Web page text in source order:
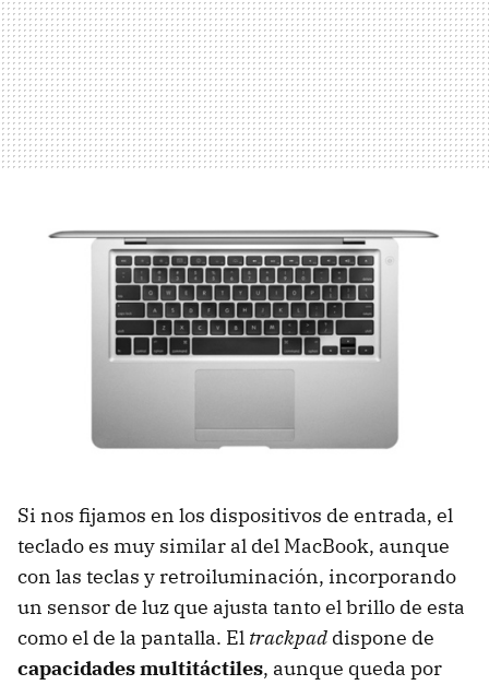
Si nos fijamos en los dispositivos de entrada, el
teclado es muy similar al del MacBook, aunque
con las teclas y retroiluminación, incorporando
un sensor de luz que ajusta tanto el brillo de esta
como el de la pantalla. El trackpad dispone de
capacidades multitáctiles, aunque queda por